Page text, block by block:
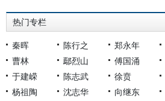
热门专栏
秦晖 陈行之 郑永年
曹林
鄢烈山 傅国涌
于建嵘
陈志武 徐贲
杨祖陶
沈志华 向继东